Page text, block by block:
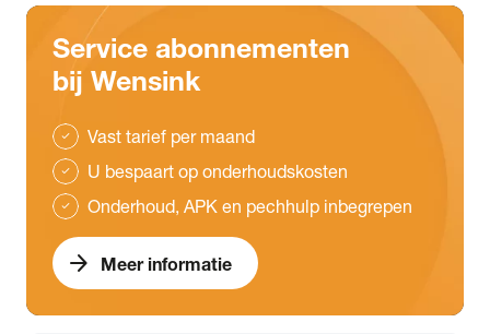
Service abonnementen
bij Wensink
check Vast tarief per maand
check U bespaart op onderhoudskosten
check Onderhoud, APK en pechhulp inbegrepen
arrow_forward Meer informatie